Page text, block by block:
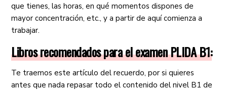
que tienes, las horas, en qué momentos dispones de
mayor concentración, etc., y a partir de aquí comienza a
trabajar.
Libros recomendados para el examen PLIDA B1:
Te traemos este artículo del recuerdo, por si quieres
antes que nada repasar todo el contenido del nivel B1 de